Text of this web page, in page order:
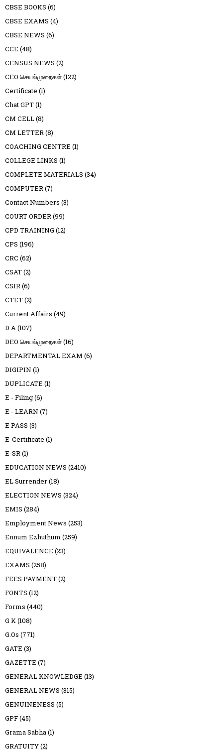
CBSE BOOKS (6)
CBSE EXAMS (4)
CBSE NEWS (6)
CCE (48)
CENSUS NEWS (2)
CEO செயல்முறைகள்(122)
Certificate (1)
Chat GPT(1)
CM CELL(8)
CM LETTER(8)
COACHING CENTRE (1)
COLLEGE LINKS (1)
COMPLETE MATERIALS (34)
COMPUTER(7)
Contact Numbers (3)
COURT ORDER(99)
CPD TRAINING (12)
CPS (196)
CRC (62)
CSAT(2)
CSIR(6)
CTET(2)
Current Affairs (49)
D A(107)
DEO செயல்முறைகள்(16)
DEPARTMENTAL EXAM (6)
DIGIPIN (1)
DUPLICATE (1)
E - Filing(6)
E - LEARN (7)
E PASS (3)
E-Certificate (1)
E-SR(1)
EDUCATION NEWS (2410)
EL Surrender(18)
ELECTION NEWS (324)
EMIS (284)
Employment News (253)
Ennum Ezhuthum (259)
EQUIVALENCE (23)
EXAMS (258)
FEES PAYMENT(2)
FONTS (12)
Forms (440)
G K(108)
G.Os (771)
GATE (3)
GAZETTE (7)
GENERAL KNOWLEDGE (13)
GENERAL NEWS (315)
GENUINENESS (5)
GPF(45)
Grama Sabha(1)
GRATUITY(2)